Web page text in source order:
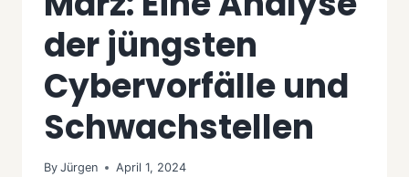
der jüngsten
Cybervorfälle und
Schwachstellen
By Jürgen April 1, 2024